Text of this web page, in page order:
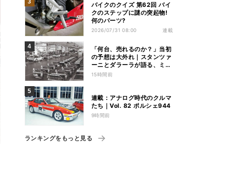
バイクのクイズ 第62回 バイ
クのステップに謎の突起物!
何のパーツ?
2026/07/31 08:00 連載
「何台、売れるのか？」当初
の予想は大外れ｜スタンツァ
ーニとダラーラが語る、ミウ
ラ誕生のとき【後編】
15時間前
連載：アナログ時代のクルマ
たち｜Vol. 82 ポルシェ944
9時間前
ランキングをもっと見る